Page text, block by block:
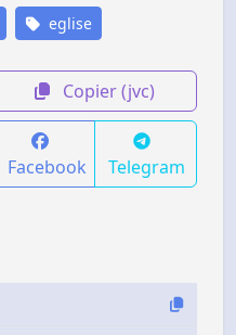
eglise
Copier (jvc)
Facebook Telegram